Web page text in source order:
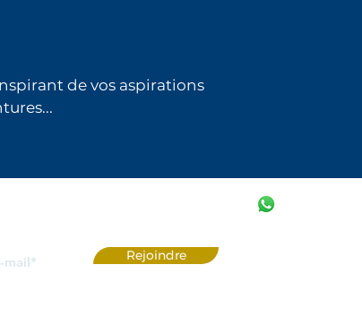
de vos aspirations
Rejoindre